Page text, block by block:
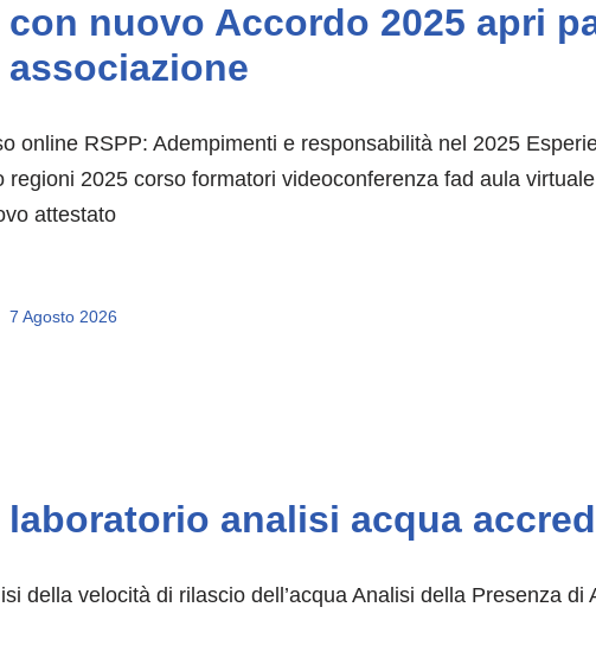
con nuovo Accordo 2025 apri
associazione
online RSPP: Adempimenti e responsabilità nel 2025
regioni 2025 corso formatori videoconferenza fad aula
attestato
7 Agosto 2026
laboratorio analisi acqua
della velocità di rilascio dell’acqua Analisi della Presenza di